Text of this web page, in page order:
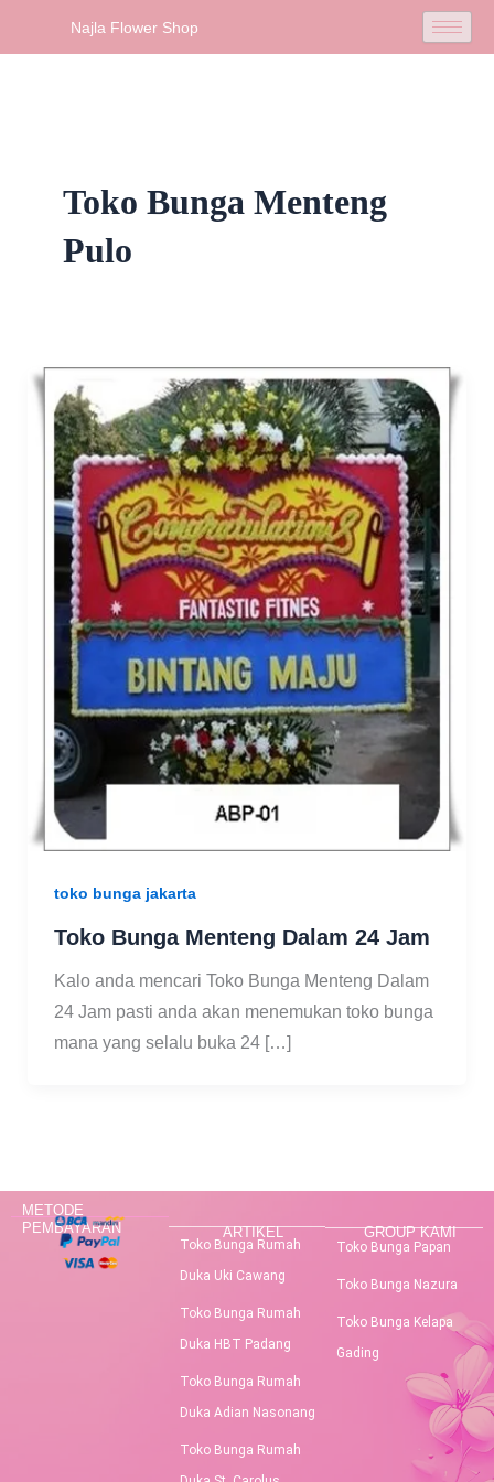
Najla Flower Shop
Toko Bunga Menteng
Pulo
toko bunga jakarta
Toko Bunga Menteng Dalam 24 Jam
Kalo anda mencari Toko Bunga Menteng Dalam
24 Jam pasti anda akan menemukan toko bunga
mana yang selalu buka 24 […]
METODE
PEMBAYARAN
ARTIKEL
Toko Bunga Rumah
Duka Uki Cawang
Toko Bunga Rumah
Duka HBT Padang
Toko Bunga Rumah
Duka Adian Nasonang
Toko Bunga Rumah
GROUP KAMI
Toko Bunga Papan
Toko Bunga Nazura
Toko Bunga Kelapa
Gading